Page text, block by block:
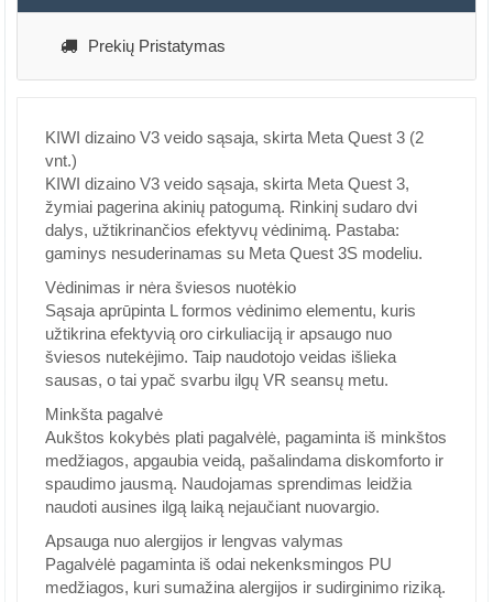
Prekių Pristatymas
KIWI dizaino V3 veido sąsaja, skirta Meta Quest 3 (2
vnt.)
KIWI dizaino V3 veido sąsaja, skirta Meta Quest 3,
žymiai pagerina akinių patogumą. Rinkinį sudaro dvi
dalys, užtikrinančios efektyvų vėdinimą. Pastaba:
gaminys nesuderinamas su Meta Quest 3S modeliu.
Vėdinimas ir nėra šviesos nuotėkio
Sąsaja aprūpinta L formos vėdinimo elementu, kuris
užtikrina efektyvią oro cirkuliaciją ir apsaugo nuo
šviesos nutekėjimo. Taip naudotojo veidas išlieka
sausas, o tai ypač svarbu ilgų VR seansų metu.
Minkšta pagalvė
Aukštos kokybės plati pagalvėlė, pagaminta iš minkštos
medžiagos, apgaubia veidą, pašalindama diskomforto ir
spaudimo jausmą. Naudojamas sprendimas leidžia
naudoti ausines ilgą laiką nejaučiant nuovargio.
Apsauga nuo alergijos ir lengvas valymas
Pagalvėlė pagaminta iš odai nekenksmingos PU
medžiagos, kuri sumažina alergijos ir sudirginimo riziką.